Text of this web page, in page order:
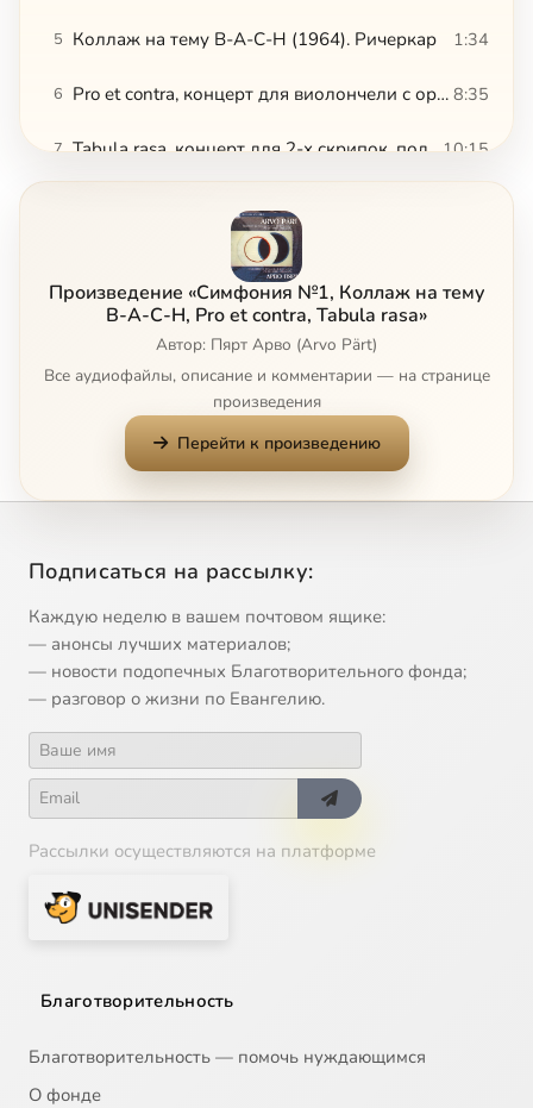
5 Коллаж на тему B-A-C-H (1964). Ричеркар 1:34
6 Pro et contra, концерт для виолончели с оркестром (1966). I. Maestoso - II. Largo - III. Allegro 8:35
7 Tabula rasa, концерт для 2-х скрипок, подготовленного фортепиано и струнного оркестра (1977). Игра10:15
Произведение «Симфония №1, Коллаж на тему
B-A-C-H, Pro et contra, Tabula rasa»
Автор: Пярт Арво (Arvo Pärt)
Все аудиофайлы, описание и комментарии — на странице
произведения
Перейти к произведению
Подписаться на рассылку:
Каждую неделю в вашем почтовом ящике:
— анонсы лучших материалов;
— новости подопечных Благотворительного фонда;
— разговор о жизни по Евангелию.
Рассылки осуществляются на платформе
Благотворительность
Благотворительность — помочь нуждающимся
О фонде